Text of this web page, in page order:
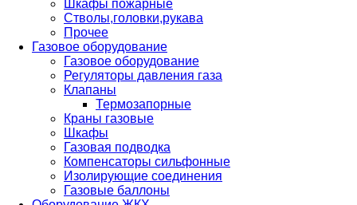
Шкафы пожарные
Стволы,головки,рукава
Прочее
Газовое оборудование
Газовое оборудование
Регуляторы давления газа
Клапаны
Термозапорные
Краны газовые
Шкафы
Газовая подводка
Компенсаторы сильфонные
Изолирующие соединения
Газовые баллоны